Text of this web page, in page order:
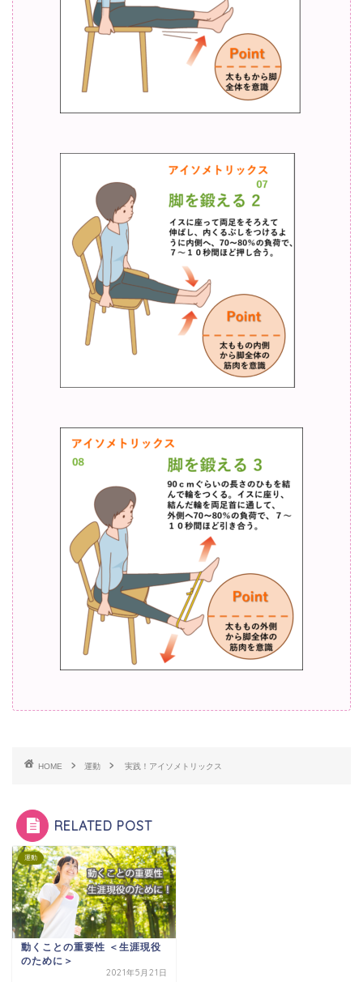
HOME 運動 実践！アイソメトリックス
RELATED POST
運動
動くことの重要性 ＜生涯現役
のために＞
2021年5月21日